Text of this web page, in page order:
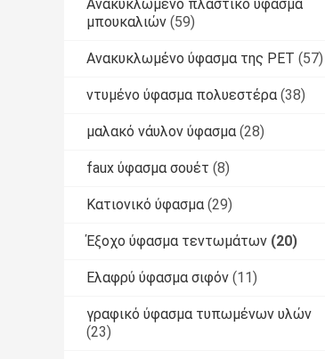
Ανακυκλωμένο πλαστικό ύφασμα
μπουκαλιών (59)
Ανακυκλωμένο ύφασμα της PET (57)
ντυμένο ύφασμα πολυεστέρα (38)
μαλακό νάυλον ύφασμα (28)
faux ύφασμα σουέτ (8)
Κατιονικό ύφασμα (29)
Έξοχο ύφασμα τεντωμάτων (20)
Ελαφρύ ύφασμα σιφόν (11)
γραφικό ύφασμα τυπωμένων υλών
(23)